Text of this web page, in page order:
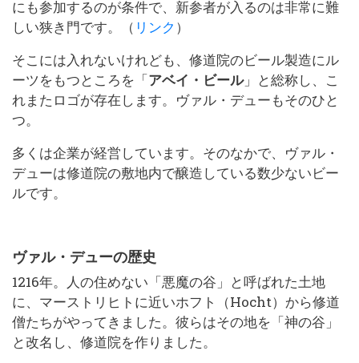
にも参加するのが条件で、新参者が入るのは非常に難
しい狭き門です。（ リンク ）
そこには入れないけれども、修道院のビール製造にル
ーツをもつところを「アベイ・ビール」と総称し、こ
れまたロゴが存在します。ヴァル・デューもそのひと
つ。
多くは企業が経営しています。そのなかで、ヴァル・
デューは修道院の敷地内で醸造している数少ないビー
ルです。
ヴァル・デューの歴史
1216年。人の住めない「悪魔の谷」と呼ばれた土地
に、マーストリヒトに近いホフト（Hocht）から修道
僧たちがやってきました。彼らはその地を「神の谷」
と改名し、修道院を作りました。